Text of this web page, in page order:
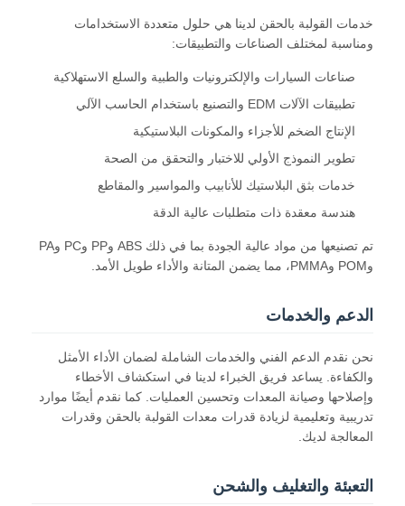
معلومات عنا
اتصل بنا
حالات
خدمات صب الحقن
صب حقن دقيقة
حقن صب طلقة واحدة
صب حقن OEM
خدمات القولبة بالحقن لدينا هي حلول متعددة الاستخدامات
ومناسبة لمختلف الصناعات والتطبيقات:
صناعات السيارات والإلكترونيات والطبية والسلع الاستهلاكية
تطبيقات الآلات EDM والتصنيع باستخدام الحاسب الآلي
الإنتاج الضخم للأجزاء والمكونات البلاستيكية
تطوير النموذج الأولي للاختبار والتحقق من الصحة
خدمات بثق البلاستيك للأنابيب والمواسير والمقاطع
هندسة معقدة ذات متطلبات عالية الدقة
تم تصنيعها من مواد عالية الجودة بما في ذلك ABS وPP وPC وPA
وPOM وPMMA، مما يضمن المتانة والأداء طويل الأمد.
الدعم والخدمات
نحن نقدم الدعم الفني والخدمات الشاملة لضمان الأداء الأمثل
والكفاءة. يساعد فريق الخبراء لدينا في استكشاف الأخطاء
وإصلاحها وصيانة المعدات وتحسين العمليات. كما نقدم أيضًا موارد
تدريبية وتعليمية لزيادة قدرات معدات القولبة بالحقن وقدرات
المعالجة لديك.
التعبئة والتغليف والشحن